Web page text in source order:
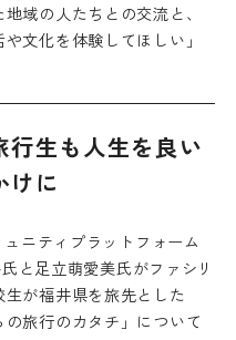
域の人たちとの交流と、
文化を体験してほしい」
生も人生を良い
けに
ニティプラットフォーム
と足立萌愛美氏がファシリ
が福井県を旅先とした
の旅行のカタチ」について